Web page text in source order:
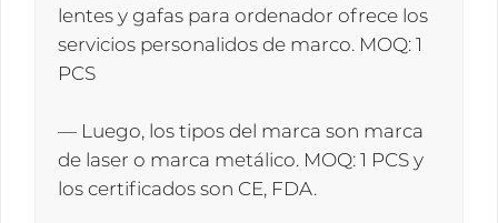
lentes y gafas para ordenador ofrece los
servicios personalidos de marco. MOQ: 1
PCS
— Luego, los tipos del marca son marca
de laser o marca metálico. MOQ: 1 PCS y
los certificados son CE, FDA.